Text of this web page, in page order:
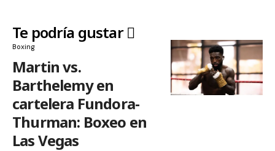
Te podría gustar
Boxing
Martin vs.
Barthelemy en
cartelera Fundora-
Thurman: Boxeo en
Las Vegas